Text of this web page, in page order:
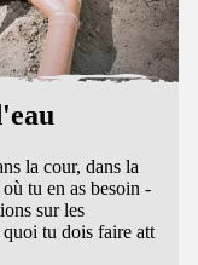
la cour, dans la
tu en as besoin -
sur les
tu dois faire att